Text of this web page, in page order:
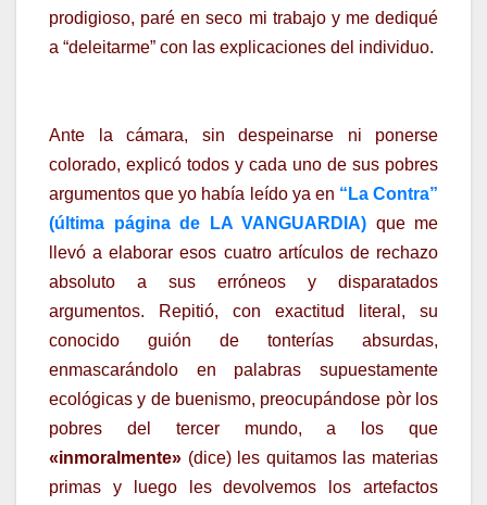
prodigioso, paré en seco mi trabajo y me dediqué
a “deleitarme” con las explicaciones del individuo.
Ante la cámara, sin despeinarse ni ponerse
colorado, explicó todos y cada uno de sus pobres
argumentos que yo había leído ya en “La Contra”
(última página de LA VANGUARDIA) que me
llevó a elaborar esos cuatro artículos de rechazo
absoluto a sus erróneos y disparatados
argumentos. Repitió, con exactitud literal, su
conocido guión de tonterías absurdas,
enmascarándolo en palabras supuestamente
ecológicas y de buenismo, preocupándose pòr los
pobres del tercer mundo, a los que
«inmoralmente» (dice) les quitamos las materias
primas y luego les devolvemos los artefactos